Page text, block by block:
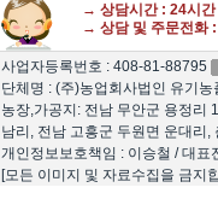
→ 상담시간 : 24시간
→ 상담 및 주문전화
사업자등록번호 : 408-81-88795
단체명 : (주)농업회사법인 유기
농장,가공지: 전남 무안군 용정리
남리, 전남 고흥군 두원면 운대리
개인정보보호책임 : 이승철 / 대
[모든 이미지 및 자료수집을 금지